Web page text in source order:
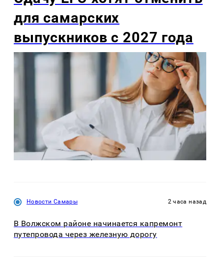
для самарских
выпускников с 2027 года
Новости Самары 2 часа назад
В Волжском районе начинается капремонт
путепровода через железную дорогу